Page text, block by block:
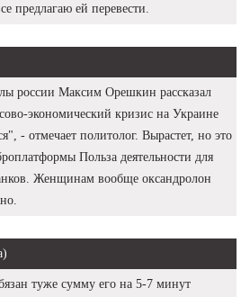
предлагаю ей перевести.
россии Максим Орешкин рассказал
экономический кризис на Украине
- отмечает политолог. Вырастет, но это
Польза деятельности для
Женщинам вообще оксандролон
туже сумму его на 5-7 минут